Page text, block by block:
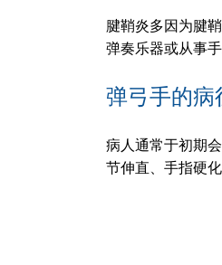
腱鞘炎多因为腱
弹奏乐器或从事
弹弓手的病
病人通常于初期
节伸直、手指硬